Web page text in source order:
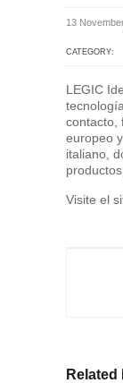
13
CATEGORY:
LEGIC
contacto,
europeo
italiano,
Visite el
Related